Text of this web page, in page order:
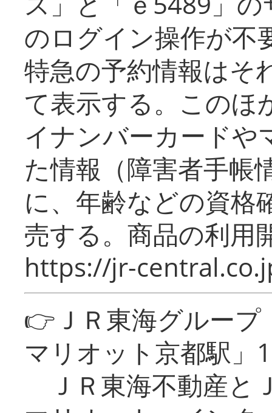
のログイン操作が不
特急の予約情報はそ
て表示する。このほ
イナンバーカードや
た情報（障害者手帳
に、年齢などの資格
売する。商品の利用
https://jr-
👉ＪＲ東海グルー
マリオット京都駅」
ＪＲ東海不動産と